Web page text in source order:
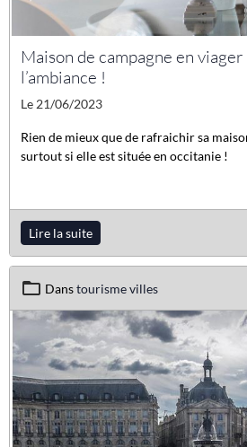
Maison de campagne en
l’ambiance !
Le 21/06/2023
Rien de mieux que de rafraichir sa
surtout si elle est située en occitanie !
Lire la suite
Danstourisme villes